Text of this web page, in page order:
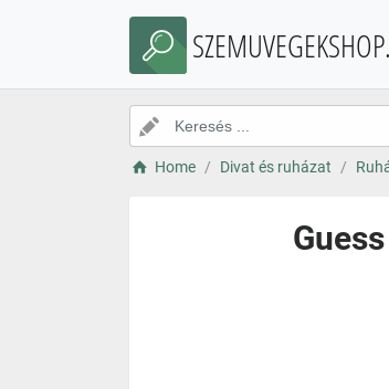
Home Divat és ruházat